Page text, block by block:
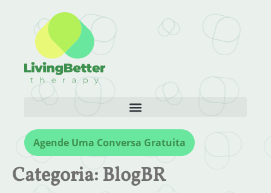
Agende Uma Conversa Gratuita
Categoria:BlogBR